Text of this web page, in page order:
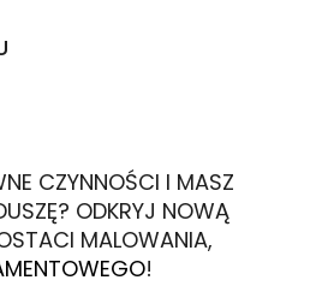
CZYNNOŚCI I MASZ
ODKRYJ NOWĄ
MALOWANIA,
!